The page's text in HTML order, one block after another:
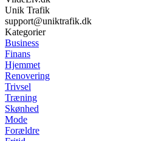
Unik Trafik
support@uniktrafik.dk
Kategorier
Business
Finans
Hjemmet
Renovering
Trivsel
Træning
Skønhed
Mode
Forældre